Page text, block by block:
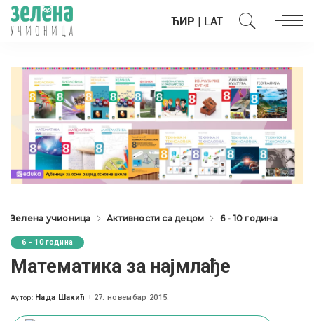
ЋИР | LAT
Зелена учионица Активности са децом 6 - 10 година
6 - 10 година
Mатематика за најмлађе
Posted
Аутор: Нада Шакић 27. новембар 2015.